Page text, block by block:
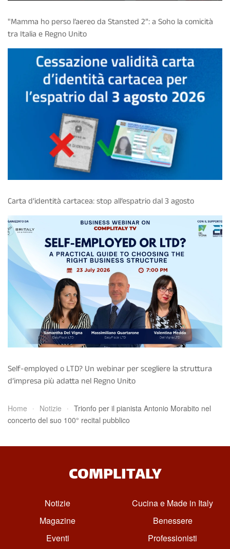
"Mamma ho perso l’aereo da Stansted 2”: a Soho la comicità
tra Italia e Regno Unito
Carta d’identità cartacea: stop all’espatrio dal 3 agosto
Self-employed o LTD? Un webinar per scegliere la struttura
d’impresa più adatta nel Regno Unito
Home Notizie
Trionfo per il pianista Antonio Morabito nel
concerto del suo 100° recital pubblico
COMPLITALY
Notizie
Magazine
Eventi
Cucina e Made in Italy
Benessere
Professionisti